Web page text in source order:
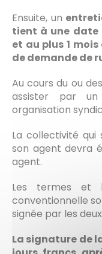
Ensuite, un
tient à une date
et au plus 1
de demande de
Au cours du ou
assister par
organisation
La collectivité qui
son agent devra
agent.
Les termes et
conventionnelle
signée par les
La signature de